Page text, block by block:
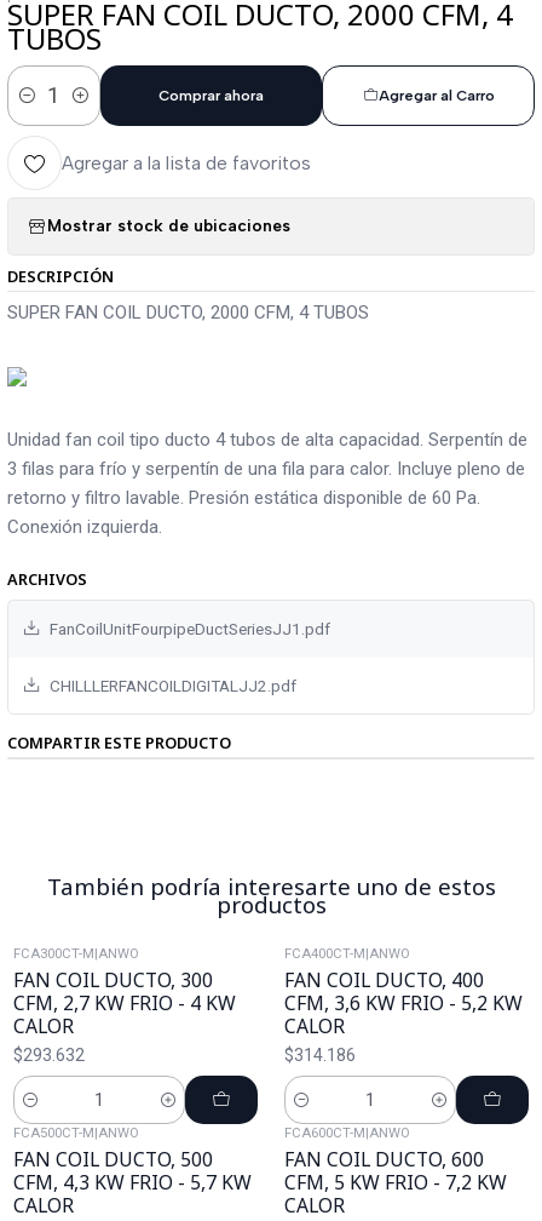
SUPER FAN COIL DUCTO, 2000 CFM, 4
TUBOS
Cantidad
Agregar al Carro
Comprar ahora
Agregar a la lista de favoritos
Mostrar stock de ubicaciones
DESCRIPCIÓN
SUPER FAN COIL DUCTO, 2000 CFM, 4 TUBOS
Unidad fan coil tipo ducto 4 tubos de alta capacidad. Serpentín de
3 filas para frío y serpentín de una fila para calor. Incluye pleno de
retorno y filtro lavable. Presión estática disponible de 60 Pa.
Conexión izquierda.
ARCHIVOS
FanCoilUnitFourpipeDuctSeriesJJ1.pdf
CHILLLERFANCOILDIGITALJJ2.pdf
COMPARTIR ESTE PRODUCTO
También podría interesarte uno de estos
productos
FCA300CT-M|ANWO
FAN COIL DUCTO, 300
CFM, 2,7 KW FRIO - 4 KW
CALOR
$293.632
Cantidad
FCA400CT-M|ANWO
FAN COIL DUCTO, 400
CFM, 3,6 KW FRIO - 5,2 KW
CALOR
$314.186
Cantidad
FCA500CT-M|ANWO
FAN COIL DUCTO, 500
CFM, 4,3 KW FRIO - 5,7 KW
CALOR
FCA600CT-M|ANWO
FAN COIL DUCTO, 600
CFM, 5 KW FRIO - 7,2 KW
CALOR